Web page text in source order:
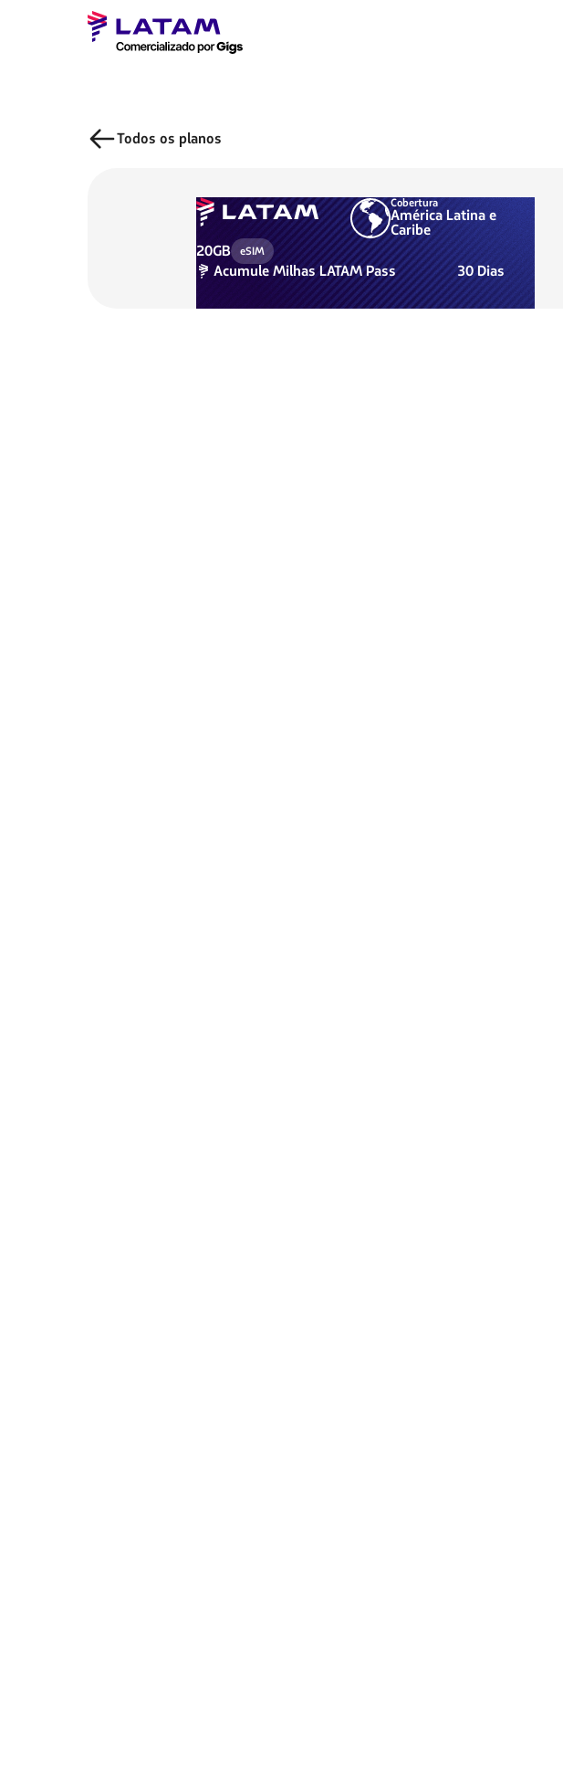
Todos os planos
Cobertura
América Latina e
Caribe
20GB
eSIM
AcumuleMilhas LATAM Pass 30Dias